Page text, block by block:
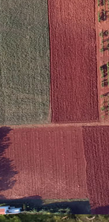
i turizam donio je
s tržišno procijenjenom
i vrijednog obradivog
poslovne ponude
te s jedinicama
utvrđivanje boniteta tla -
se obratiti dr.sc. Igoru
na adresu: